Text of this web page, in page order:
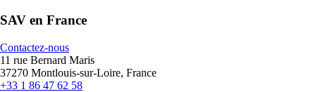
SAV en France
Contactez-nous
11 rue Bernard Maris
37270 Montlouis-sur-Loire, France
+33 1 86 47 62 58